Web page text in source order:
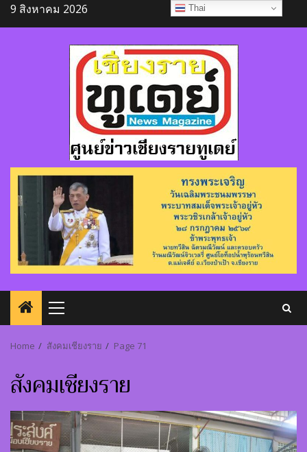
Skip
to
9 สิงหาคม 2026
Primary
Home สังคมเชียงราย Page 71
สังคมเชียงราย
Thai